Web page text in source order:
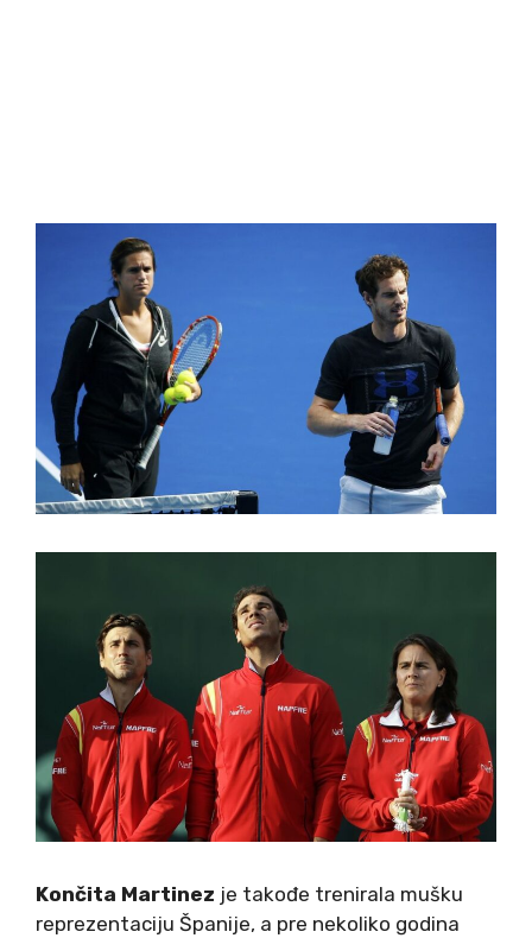
Končita Martinez je takođe trenirala mušku
reprezentaciju Španije, a pre nekoliko godina